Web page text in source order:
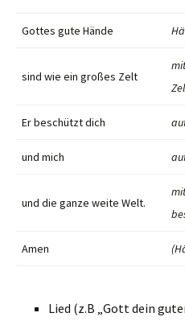
Gottes gute Hände
sind wie ein großes Zelt
Er beschützt dich
und mich
und die ganze weite Welt.
Amen
Lied (z.B „Gott dein